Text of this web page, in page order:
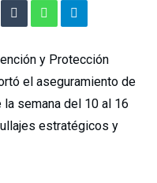
y Protección
el aseguramiento de
semana del 10 al 16
estratégicos y